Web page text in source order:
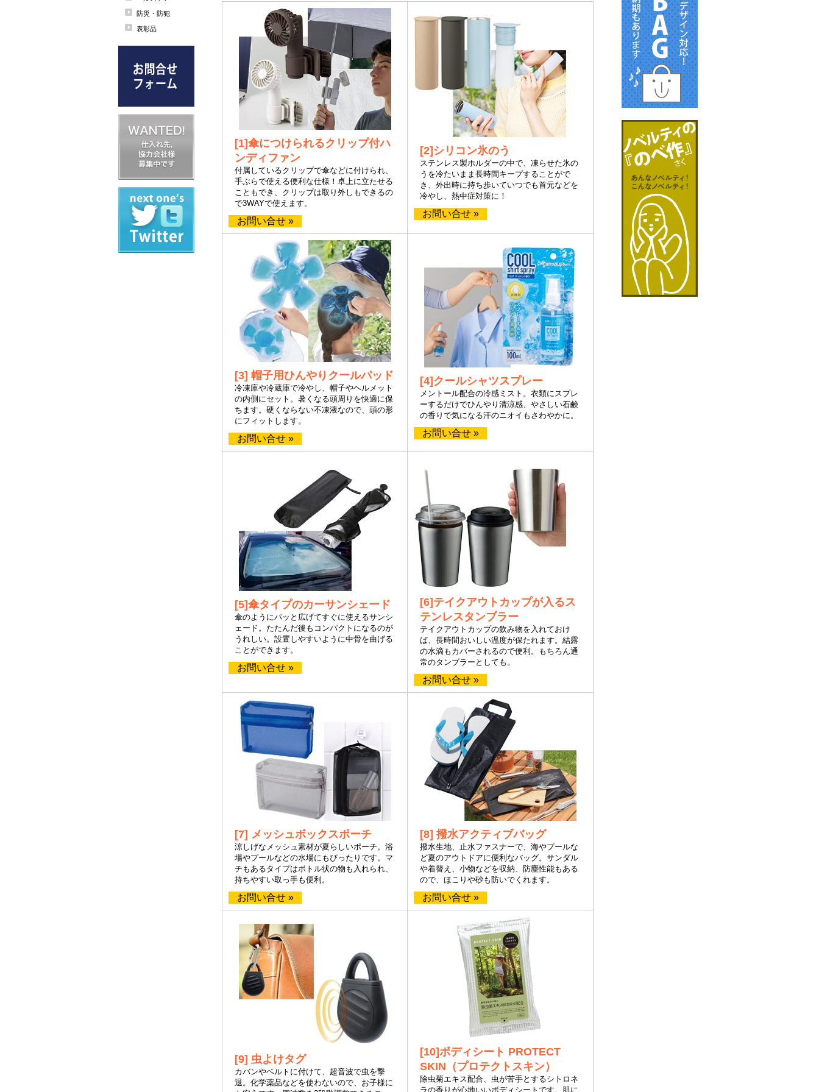
防災・防犯
表彰品
[1]傘につけられるクリップ付ハ
ンディファン
付属しているクリップで傘などに付けられ、
手ぶらで使える便利な仕様！卓上に立たせる
こともでき、クリップは取り外しもできるの
で3WAYで使えます。
お問い合せ »
[2]シリコン氷のう
ステンレス製ホルダーの中で、凍らせた氷の
うを冷たいまま長時間キープすることがで
き、外出時に持ち歩いていつでも首元などを
冷やし、熱中症対策に！
お問い合せ »
[3] 帽子用ひんやりクールパッド
冷凍庫や冷蔵庫で冷やし、帽子やヘルメット
の内側にセット。暑くなる頭周りを快適に保
ちます。硬くならない不凍液なので、頭の形
にフィットします。
お問い合せ »
[4]クールシャツスプレー
メントール配合の冷感ミスト。衣類にスプレ
ーするだけでひんやり清涼感、やさしい石鹸
の香りで気になる汗のニオイもさわやかに。
お問い合せ »
[5]傘タイプのカーサンシェード
傘のようにパッと広げてすぐに使えるサンシ
ェード。たたんだ後もコンパクトになるのが
うれしい。設置しやすいように中骨を曲げる
ことができます。
お問い合せ »
[6]テイクアウトカップが入るス
テンレスタンブラー
テイクアウトカップの飲み物を入れておけ
ば、長時間おいしい温度が保たれます。結露
の水滴もカバーされるので便利。もちろん通
常のタンブラーとしても。
お問い合せ »
[7] メッシュボックスポーチ
涼しげなメッシュ素材が夏らしいポーチ。浴
場やプールなどの水場にもぴったりです。マ
チもあるタイプはボトル状の物も入れられ、
持ちやすい取っ手も便利。
お問い合せ »
[8] 撥水アクティブバッグ
撥水生地、止水ファスナーで、海やプールな
ど夏のアウトドアに便利なバッグ。サンダル
や着替え、小物などを収納、防塵性能もある
ので、ほこりや砂も防いでくれます。
お問い合せ »
[9] 虫よけタグ
カバンやベルトに付けて、超音波で虫を撃
退。化学薬品などを使わないので、お子様に
[10]ボディシート PROTECT
SKIN（プロテクトスキン）
除虫菊エキス配合、虫が苦手とするシトロネ
ラの香りが心地いいボディシートです。肌に